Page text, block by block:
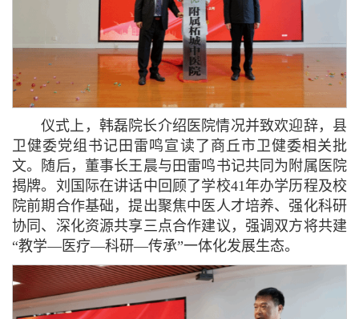
仪式上，韩磊院长介绍医院情况并致欢迎辞，县
卫健委党组书记田雷鸣宣读了商丘市卫健委相关批
文。随后，董事长王晨与田雷鸣书记共同为附属医院
揭牌。刘国际在讲话中回顾了学校41年办学历程及校
院前期合作基础，提出聚焦中医人才培养、强化科研
协同、深化资源共享三点合作建议，强调双方将共建
“教学—医疗—科研—传承”一体化发展生态。